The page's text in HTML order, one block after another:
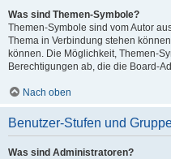
Was sind Themen-Symbole?
Themen-Symbole sind vom Autor
Thema in Verbindung stehen
können. Die Möglichkeit, Themen-
Berechtigungen ab, die die Board-
Nach oben
Benutzer-Stufen und
Was sind Administratoren?